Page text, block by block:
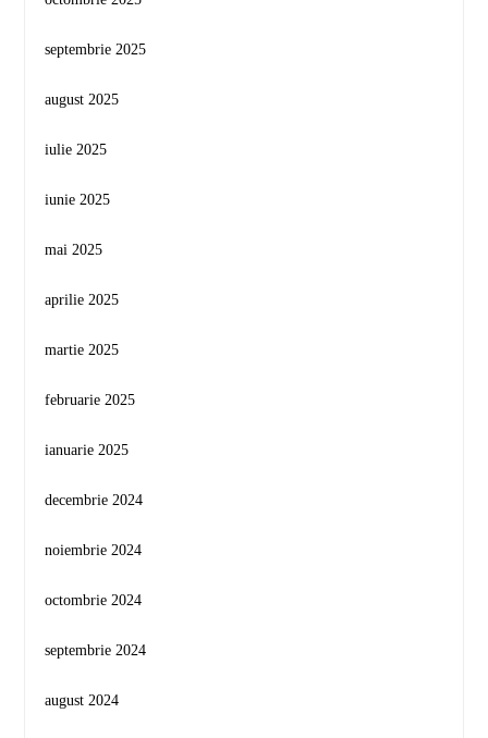
septembrie 2025
august 2025
iulie 2025
iunie 2025
mai 2025
aprilie 2025
martie 2025
februarie 2025
ianuarie 2025
decembrie 2024
noiembrie 2024
octombrie 2024
septembrie 2024
august 2024